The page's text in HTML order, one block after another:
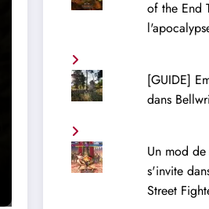
of the End
[GUIDE]
dans
Un mod
s'invite
Street